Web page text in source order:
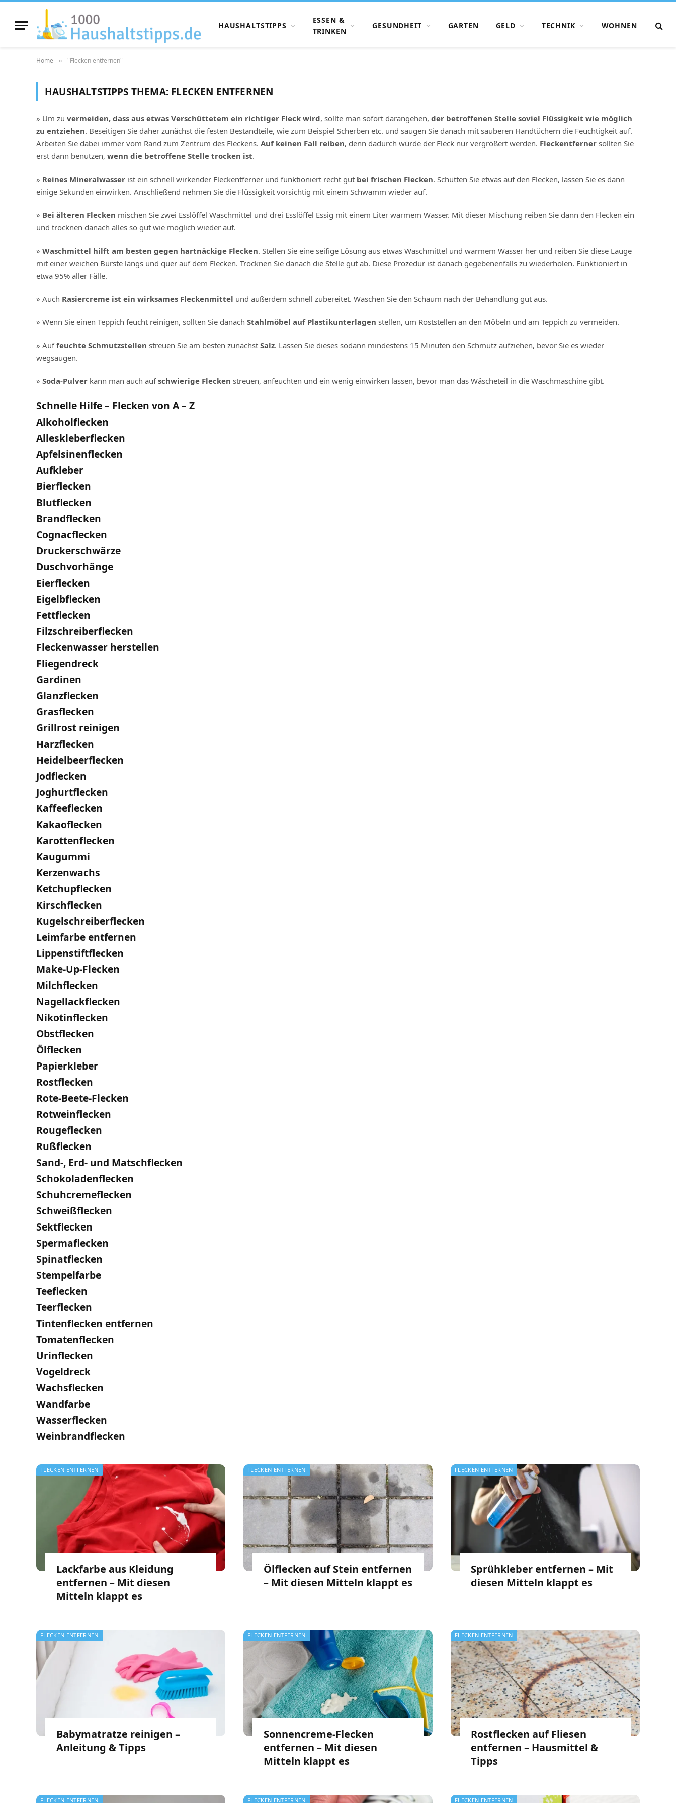
HAUSHALTSTIPPS
ESSEN &
TRINKEN
GESUNDHEIT GARTEN GELD TECHNIK WOHNEN
Home » "Flecken entfernen"
HAUSHALTSTIPPS THEMA: FLECKEN ENTFERNEN
» Um zu vermeiden, dass aus etwas Verschüttetem ein richtiger Fleck wird, sollte man sofort darangehen, der betroffenen Stelle soviel Flüssigkeit wie möglich
zu entziehen. Beseitigen Sie daher zunächst die festen Bestandteile, wie zum Beispiel Scherben etc. und saugen Sie danach mit sauberen Handtüchern die Feuchtigkeit auf.
Arbeiten Sie dabei immer vom Rand zum Zentrum des Fleckens. Auf keinen Fall reiben, denn dadurch würde der Fleck nur vergrößert werden. Fleckentferner sollten Sie
erst dann benutzen, wenn die betroffene Stelle trocken ist.
» Reines Mineralwasser ist ein schnell wirkender Fleckentferner und funktioniert recht gut bei frischen Flecken. Schütten Sie etwas auf den Flecken, lassen Sie es dann
einige Sekunden einwirken. Anschließend nehmen Sie die Flüssigkeit vorsichtig mit einem Schwamm wieder auf.
» Bei älteren Flecken mischen Sie zwei Esslöffel Waschmittel und drei Esslöffel Essig mit einem Liter warmem Wasser. Mit dieser Mischung reiben Sie dann den Flecken ein
und trocknen danach alles so gut wie möglich wieder auf.
» Waschmittel hilft am besten gegen hartnäckige Flecken. Stellen Sie eine seifige Lösung aus etwas Waschmittel und warmem Wasser her und reiben Sie diese Lauge
mit einer weichen Bürste längs und quer auf dem Flecken. Trocknen Sie danach die Stelle gut ab. Diese Prozedur ist danach gegebenenfalls zu wiederholen. Funktioniert in
etwa 95% aller Fälle.
» Auch Rasiercreme ist ein wirksames Fleckenmittel und außerdem schnell zubereitet. Waschen Sie den Schaum nach der Behandlung gut aus.
» Wenn Sie einen Teppich feucht reinigen, sollten Sie danach Stahlmöbel auf Plastikunterlagen stellen, um Roststellen an den Möbeln und am Teppich zu vermeiden.
» Auffeuchte Schmutzstellen streuen Sie am besten zunächst Salz. Lassen Sie dieses sodann mindestens 15 Minuten den Schmutz aufziehen, bevor Sie es wieder
wegsaugen.
» Soda-Pulver kann man auch aufschwierige Flecken streuen, anfeuchten und ein wenig einwirken lassen, bevor man das Wäscheteil in die Waschmaschine gibt.
Schnelle Hilfe – Flecken von A – Z
Alkoholflecken
Alleskleberflecken
Apfelsinenflecken
Aufkleber
Bierflecken
Blutflecken
Brandflecken
Cognacflecken
Druckerschwärze
Duschvorhänge
Eierflecken
Eigelbflecken
Fettflecken
Filzschreiberflecken
Fleckenwasser herstellen
Fliegendreck
Gardinen
Glanzflecken
Grasflecken
Grillrost reinigen
Harzflecken
Heidelbeerflecken
Jodflecken
Joghurtflecken
Kaffeeflecken
Kakaoflecken
Karottenflecken
Kaugummi
Kerzenwachs
Ketchupflecken
Kirschflecken
Kugelschreiberflecken
Leimfarbe entfernen
Lippenstiftflecken
Make-Up-Flecken
Milchflecken
Nagellackflecken
Nikotinflecken
Obstflecken
Ölflecken
Papierkleber
Rostflecken
Rote-Beete-Flecken
Rotweinflecken
Rougeflecken
Rußflecken
Sand-, Erd- und Matschflecken
Schokoladenflecken
Schuhcremeflecken
Schweißflecken
Sektflecken
Spermaflecken
Spinatflecken
Stempelfarbe
Teeflecken
Teerflecken
Tintenflecken entfernen
Tomatenflecken
Urinflecken
Vogeldreck
Wachsflecken
Wandfarbe
Wasserflecken
Weinbrandflecken
FLECKEN ENTFERNEN
Lackfarbe aus Kleidung
entfernen – Mit diesen
Mitteln klappt es
FLECKEN ENTFERNEN
Ölflecken auf Stein entfernen
– Mit diesen Mitteln klappt es
FLECKEN ENTFERNEN
Sprühkleber entfernen – Mit
diesen Mitteln klappt es
FLECKEN ENTFERNEN
Babymatratze reinigen –
Anleitung & Tipps
FLECKEN ENTFERNEN
Sonnencreme-Flecken
entfernen – Mit diesen
Mitteln klappt es
FLECKEN ENTFERNEN
Rostflecken auf Fliesen
entfernen – Hausmittel &
Tipps
FLECKEN ENTFERNEN FLECKEN ENTFERNEN FLECKEN ENTFERNEN